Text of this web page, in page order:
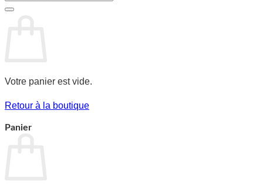
pour :
Votre panier est vide.
Retour à la boutique
Panier